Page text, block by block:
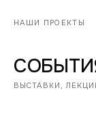
НАШИ ПРОЕКТЫ
ВЫСТАВКИ,